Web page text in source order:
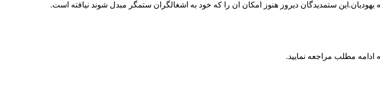
یهودیان.این ستمدیدگان دیروز هنوز امکان ان را که خود به اشغالگران ستمگر مبدل شوند نیافته است.
ادامه مطلب مراجعه نمایید.